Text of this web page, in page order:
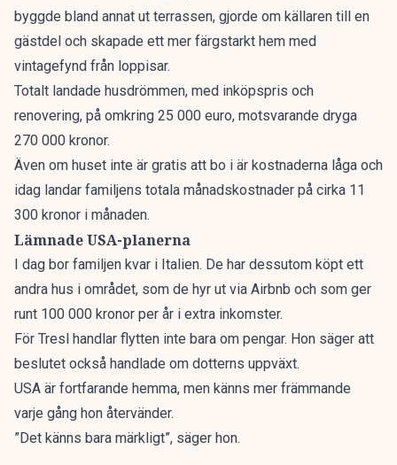
byggde bland annat ut terrassen, gjorde om källaren till en
gästdel och skapade ett mer färgstarkt hem med
vintagefynd från loppisar.
Totalt landade husdrömmen, med inköpspris och
renovering, på omkring 25 000 euro, motsvarande dryga
270 000 kronor.
Även om huset inte är gratis att bo i är kostnaderna låga och
idag landar familjens totala månadskostnader på cirka 11
300 kronor i månaden.
Lämnade USA-planerna
I dag bor familjen kvar i Italien. De har dessutom köpt ett
andra hus i området, som de hyr ut via Airbnb och som ger
runt 100 000 kronor per år i extra inkomster.
För Tresl handlar flytten inte bara om pengar. Hon säger att
beslutet också handlade om dotterns uppväxt.
USA är fortfarande hemma, men känns mer främmande
varje gång hon återvänder.
”Det känns bara märkligt”, säger hon.